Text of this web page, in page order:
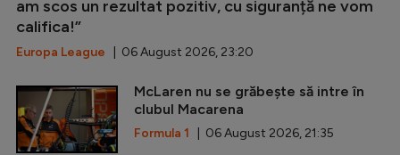
am scos un rezultat pozitiv, cu siguranță ne vom
califica!”
Europa League | 06 August 2026, 23:20
McLaren nu se grăbește să intre în
clubul Macarena
Formula 1 | 06 August 2026, 21:35